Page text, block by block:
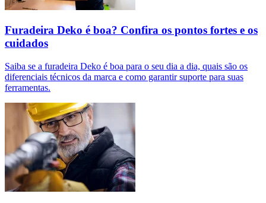
Furadeira Deko é boa? Confira os pontos fortes e os
cuidados
Saiba se a furadeira Deko é boa para o seu dia a dia, quais são os
diferenciais técnicos da marca e como garantir suporte para suas
ferramentas.